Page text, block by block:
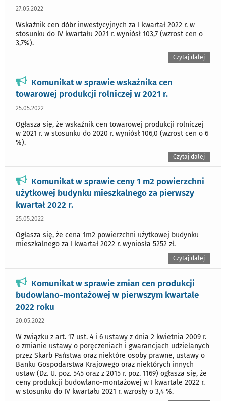
27.05.2022
Wskaźnik cen dóbr inwestycyjnych za I kwartał 2022 r. w
stosunku do IV kwartału 2021 r. wyniósł 103,7 (wzrost cen o
3,7%).
Czytaj dalej
Komunikat w sprawie wskaźnika cen
towarowej produkcji rolniczej w 2021 r.
25.05.2022
Ogłasza się, że wskaźnik cen towarowej produkcji rolniczej
w 2021 r. w stosunku do 2020 r. wyniósł 106,0 (wzrost cen o 6
%).
Czytaj dalej
Komunikat w sprawie ceny 1 m2 powierzchni
użytkowej budynku mieszkalnego za pierwszy
kwartał 2022 r.
25.05.2022
Ogłasza się, że cena 1m2 powierzchni użytkowej budynku
mieszkalnego za I kwartał 2022 r. wyniosła 5252 zł.
Czytaj dalej
Komunikat w sprawie zmian cen produkcji
budowlano-montażowej w pierwszym kwartale
2022 roku
20.05.2022
W związku z art. 17 ust. 4 i 6 ustawy z dnia 2 kwietnia 2009 r.
o zmianie ustawy o poręczeniach i gwarancjach udzielanych
przez Skarb Państwa oraz niektóre osoby prawne, ustawy o
Banku Gospodarstwa Krajowego oraz niektórych innych
ustaw (Dz. U. poz. 545 oraz z 2015 r. poz. 1169) ogłasza się, że
ceny produkcji budowlano-montażowej w I kwartale 2022 r.
w stosunku do IV kwartału 2021 r. wzrosły o 3,4 %.